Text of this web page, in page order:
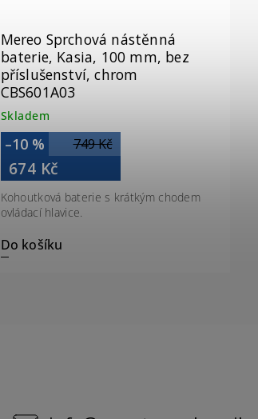
Mereo Sprchová nástěnná
baterie, Kasia, 100 mm, bez
příslušenství, chrom
CBS601A03
Skladem
749 Kč
–10 %
674 Kč
Do košíku
Kohoutková baterie s krátkým chodem
ovládací hlavice.